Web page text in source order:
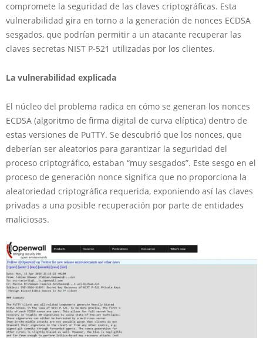
compromete la seguridad de las claves criptográficas. Esta
vulnerabilidad gira en torno a la generación de nonces ECDSA
sesgados, que podrían permitir a un atacante recuperar las
claves secretas NIST P-521 utilizadas por los clientes.
La vulnerabilidad explicada
El núcleo del problema radica en cómo se generan los nonces
ECDSA (algoritmo de firma digital de curva elíptica) dentro de
estas versiones de PuTTY. Se descubrió que los nonces, que
deberían ser aleatorios para garantizar la seguridad del
proceso criptográfico, estaban “muy sesgados”. Este sesgo en el
proceso de generación nonce significa que no proporciona la
aleatoriedad criptográfica requerida, exponiendo así las claves
privadas a una posible recuperación por parte de entidades
maliciosas.